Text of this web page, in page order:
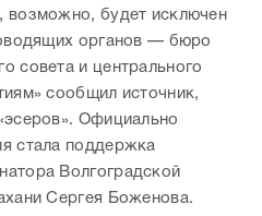
возможно, будет исключен
органов — бюро
совета и центрального
сообщил источник,
Официально
стала поддержка
Волгоградской
Сергея Боженова.